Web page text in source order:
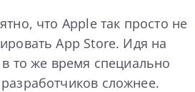
что Apple так просто не
App Store. Идя на
то же время специально
сложнее.